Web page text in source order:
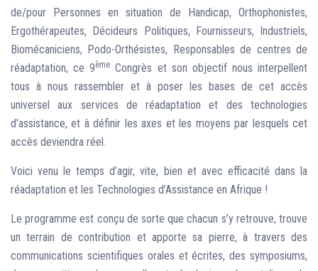
de/pour Personnes en situation de Handicap, Orthophonistes,
Ergothérapeutes, Décideurs Politiques, Fournisseurs, Industriels,
Biomécaniciens, Podo-Orthésistes, Responsables de centres de
réadaptation, ce 9ème Congrès et son objectif nous interpellent
tous à nous rassembler et à poser les bases de cet accès
universel aux services de réadaptation et des technologies
d’assistance, et à définir les axes et les moyens par lesquels cet
accès deviendra réel.
Voici venu le temps d’agir, vite, bien et avec efficacité dans la
réadaptation et les Technologies d’Assistance en Afrique !
Le programme est conçu de sorte que chacun s’y retrouve, trouve
un terrain de contribution et apporte sa pierre, à travers des
communications scientifiques orales et écrites, des symposiums,